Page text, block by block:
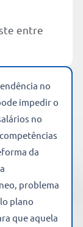
entre
no
impedir o
no
da
problema
plano
que aquela